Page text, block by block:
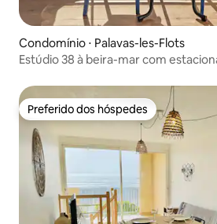
Condomínio ⋅ Palavas-les-Flots
Estúdio 38 à beira-mar com
Preferido dos hóspedes
Preferido dos hóspedes